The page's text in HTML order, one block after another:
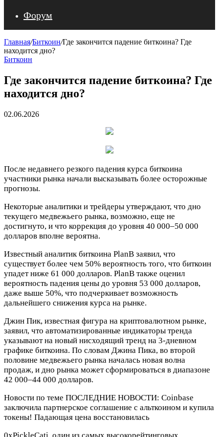
Форум
Главная/Биткоин/Где закончится падение биткоина? Где
находится дно?
Биткоин
Где закончится падение биткоина? Где
находится дно?
02.06.2026
После недавнего резкого падения курса биткоина
участники рынка начали высказывать более осторожные
прогнозы.
Некоторые аналитики и трейдеры утверждают, что дно
текущего медвежьего рынка, возможно, еще не
достигнуто, и что коррекция до уровня 40 000–50 000
долларов вполне вероятна.
Известный аналитик биткоина PlanB заявил, что
существует более чем 50% вероятность того, что биткоин
упадет ниже 61 000 долларов. PlanB также оценил
вероятность падения цены до уровня 53 000 долларов,
даже выше 50%, что подчеркивает возможность
дальнейшего снижения курса на рынке.
Джин Пик, известная фигура на криптовалютном рынке,
заявил, что автоматизированные индикаторы тренда
указывают на новый нисходящий тренд на 3-дневном
графике биткоина. По словам Джина Пика, во второй
половине медвежьего рынка началась новая волна
продаж, и дно рынка может сформироваться в диапазоне
42 000–44 000 долларов.
Новости по теме ПОСЛЕДНИЕ НОВОСТИ: Coinbase
заключила партнерское соглашение с альткоином и купила
токены! Падающая цена восстановилась